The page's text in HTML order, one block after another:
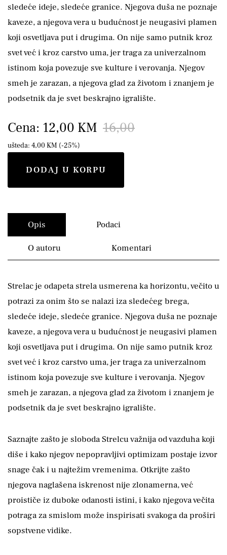
sledeće ideje, sledeće granice. Njegova duša ne poznaje
kaveze, a njegova vera u budućnost je neugasivi plamen
koji osvetljava put i drugima. On nije samo putnik kroz
svet već i kroz carstvo uma, jer traga za univerzalnom
istinom koja povezuje sve kulture i verovanja. Njegov
smeh je zarazan, a njegova glad za životom i znanjem je
podsetnik da je svet beskrajno igralište.
Cena: 12,00 KM 16,00
ušteda: 4,00 KM (-25%)
DODAJ U KORPU
Opis Podaci
O autoru Komentari
Strelac je odapeta strela usmerena ka horizontu, večito u
potrazi za onim što se nalazi iza sledećeg brega,
sledeće ideje, sledeće granice. Njegova duša ne poznaje
kaveze, a njegova vera u budućnost je neugasivi plamen
koji osvetljava put i drugima. On nije samo putnik kroz
svet već i kroz carstvo uma, jer traga za univerzalnom
istinom koja povezuje sve kulture i verovanja. Njegov
smeh je zarazan, a njegova glad za životom i znanjem je
podsetnik da je svet beskrajno igralište.
Saznajte zašto je sloboda Strelcu važnija od vazduha koji
diše i kako njegov nepopravljivi optimizam postaje izvor
snage čak i u najtežim vremenima. Otkrijte zašto
njegova naglašena iskrenost nije zlonamerna, već
proističe iz duboke odanosti istini, i kako njegova večita
potraga za smislom može inspirisati svakoga da proširi
sopstvene vidike.